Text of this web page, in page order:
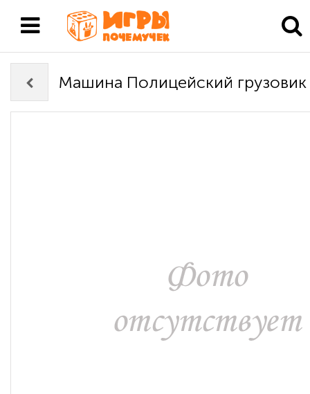
Машина Полицейский грузовик